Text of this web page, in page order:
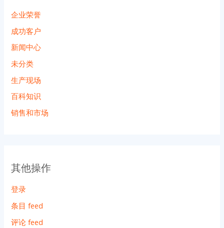
企业荣誉
成功客户
新闻中心
未分类
生产现场
百科知识
销售和市场
其他操作
登录
条目 feed
评论 feed